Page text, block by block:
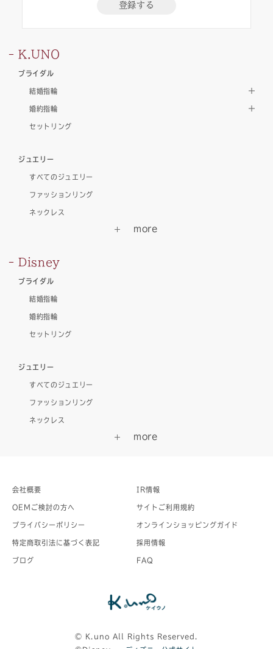
登録する
K.UNO
ブライダル
結婚指輪
婚約指輪
セットリング
ジュエリー
すべてのジュエリー
ファッションリング
ネックレス
Disney
ブライダル
結婚指輪
婚約指輪
セットリング
ジュエリー
すべてのジュエリー
ファッションリング
ネックレス
会社概要 IR情報
OEMご検討の方へ サイトご利用規約
プライバシーポリシー オンラインショッピングガイド
特定商取引法に基づく表記 採用情報
ブログ FAQ
©︎ K.uno All Rights Reserved.